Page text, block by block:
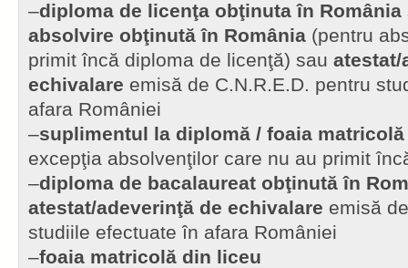
–diploma de licenţa obţinuta în România
absolvire obţinută în România (pentru
primit încă diploma de licenţă) sau atestat/
echivalare emisă de C.N.R.E.D. pentru
afara României
–suplimentul la diplomă / foaia
excepţia absolvenţilor care nu au primit
–diploma de bacalaureat obţinută în
atestat/adeverinţă de echivalare emisă
studiile efectuate în afara României
–foaia matricolă din liceu